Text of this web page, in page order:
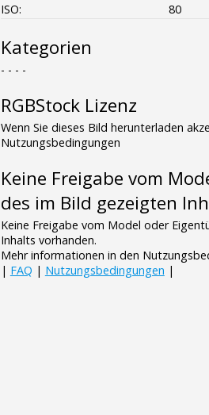
ISO:
80
Kategorien
- - - -
RGBStock Lizenz
Wenn Sie dieses Bild herunterladen
Nutzungsbedingungen
Keine Freigabe vom
des im Bild gezeigten
Keine Freigabe vom Model oder
Inhalts vorhanden.
Mehr informationen in den
| FAQ | Nutzungsbedingungen |